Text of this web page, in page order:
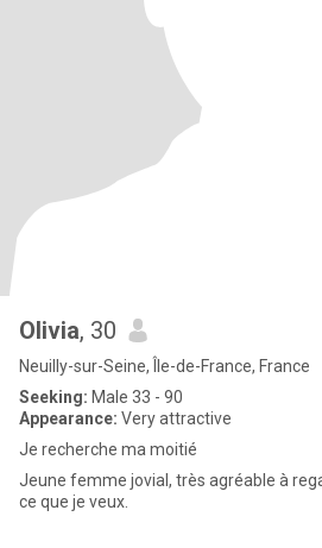
Olivia, 30
Neuilly-sur-Seine, Île-de-France, France
Seeking: Male 33 - 90
Appearance: Very attractive
Je recherche ma moitié
Jeune femme jovial, très agréable à
ce que je veux.